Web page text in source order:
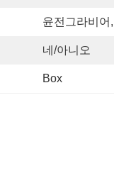
윤전그라비어
네/아니오
Box